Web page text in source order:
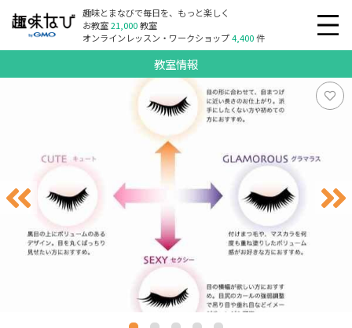
趣味とまなびで毎日を、もっと楽しく
お教室21,000教室
オンラインレッスン・ワークショップ4,400件
教室情報